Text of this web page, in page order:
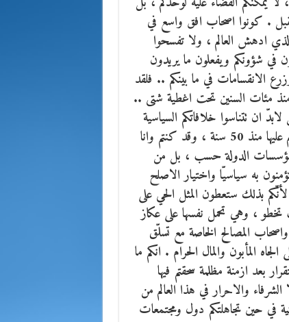
. كونوا اصحاب افق واسع في
ادهش العالم ، ولا تفسحوا
في شؤونكم ويفعلون ما يريدون
الانقسامات في ما بينكم .. فلقد
منذ مئات السنين تحت اغطية شتى ..
ان تتناسوا خلافاتكم السياسية
قبل الاجتماعية .. عليكم ان تغيرّوا من لغتكم السياسية التي تعودّتم عليها منذ 50 سنة ، وقد كنتم وانا
الدولة حسب ، بل من
به سياسيّا واختيار الاصلح
بذلك ستعطون المثل الحي على
تخطو ، وهي تحمل نفسها على عكاز
المصالح الخاصة مع تسلّق
المأبون والمال الحرام . انكم ما
بعد ازمنة مظلمة سحقتم فيها
والاحرار في هذا العالم من
في حين تجاهلتكم دول ومجتمعات